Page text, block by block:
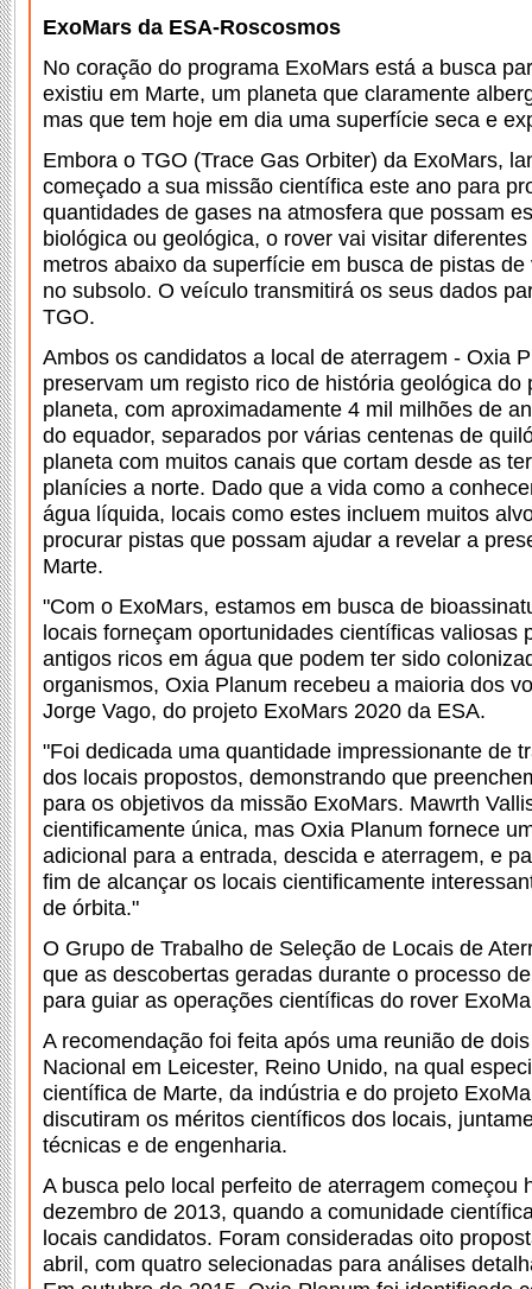
ExoMars da ESA-Roscosmos
No coração do programa ExoMars está a busca
existiu em Marte, um planeta que claramente
mas que tem hoje em dia uma superfície seca e
Embora o TGO (Trace Gas Orbiter) da ExoMars,
começado a sua missão científica este ano para
quantidades de gases na atmosfera que possam
biológica ou geológica, o rover vai visitar
metros abaixo da superfície em busca de pistas
no subsolo. O veículo transmitirá os seus dados
TGO.
Ambos os candidatos a local de aterragem - Oxia
preservam um registo rico de história geológica do
planeta, com aproximadamente 4 mil milhões de
do equador, separados por várias centenas de
planeta com muitos canais que cortam desde as
planícies a norte. Dado que a vida como a
água líquida, locais como estes incluem muitos
procurar pistas que possam ajudar a revelar a
Marte.
"Com o ExoMars, estamos em busca de
locais forneçam oportunidades científicas valiosas
antigos ricos em água que podem ter sido
organismos, Oxia Planum recebeu a maioria dos
Jorge Vago, do projeto ExoMars 2020 da ESA.
"Foi dedicada uma quantidade impressionante de
dos locais propostos, demonstrando que
para os objetivos da missão ExoMars. Mawrth
cientificamente única, mas Oxia Planum fornece
adicional para a entrada, descida e aterragem, e
fim de alcançar os locais cientificamente
de órbita."
O Grupo de Trabalho de Seleção de Locais de
que as descobertas geradas durante o processo
para guiar as operações científicas do rover
A recomendação foi feita após uma reunião de
Nacional em Leicester, Reino Unido, na qual
científica de Marte, da indústria e do projeto
discutiram os méritos científicos dos locais,
técnicas e de engenharia.
A busca pelo local perfeito de aterragem começou
dezembro de 2013, quando a comunidade
locais candidatos. Foram consideradas oito
abril, com quatro selecionadas para análises